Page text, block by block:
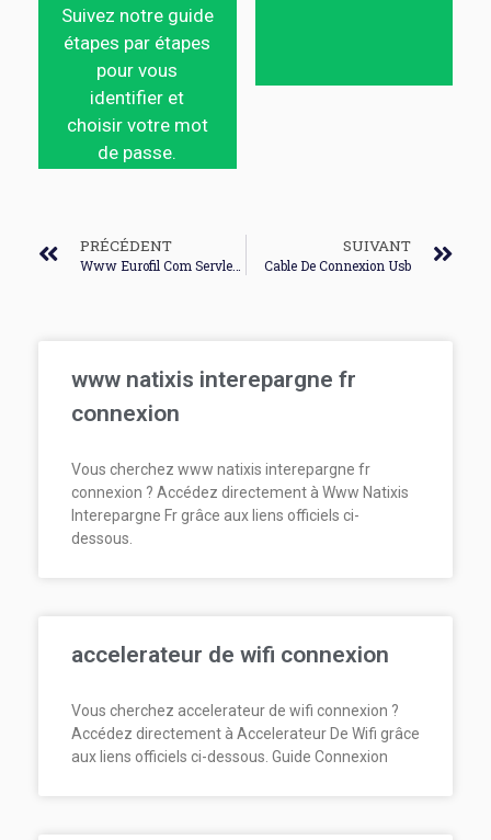
Suivez notre guide
étapes par étapes
pour vous
identifier et
choisir votre mot
de passe.
PRÉCÉDENT SUIVANT
Cable De Connexion Usb
www natixis interepargne fr
connexion
Vous cherchez www natixis interepargne fr
connexion ? Accédez directement à Www Natixis
Interepargne Fr grâce aux liens officiels ci-
dessous.
accelerateur de wifi connexion
Vous cherchez accelerateur de wifi connexion ?
Accédez directement à Accelerateur De Wifi grâce
aux liens officiels ci-dessous. Guide Connexion